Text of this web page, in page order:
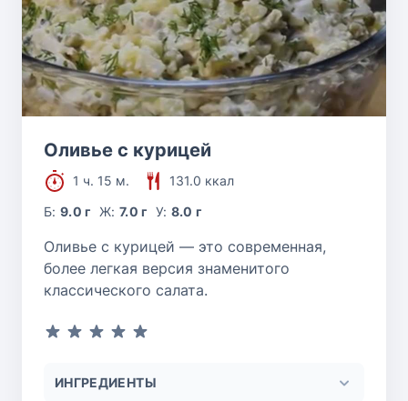
Оливье с курицей
1 ч. 15 м.
131.0 ккал
Б:9.0 г Ж: 7.0 г У: 8.0 г
Оливье с курицей — это современная,
более легкая версия знаменитого
классического салата.
ИНГРЕДИЕНТЫ